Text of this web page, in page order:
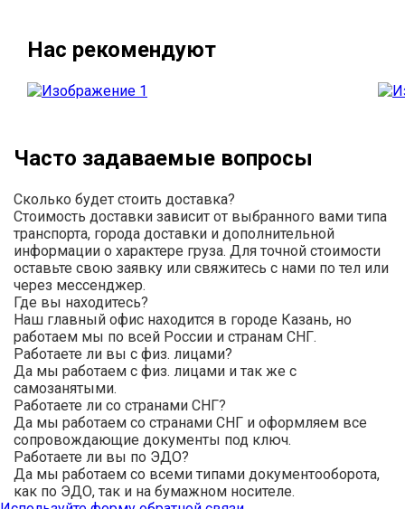
Нас рекомендуют
Часто задаваемые вопросы
Сколько будет стоить доставка?
Стоимость доставки зависит от выбранного вами типа
транспорта, города доставки и дополнительной
информации о характере груза. Для точной стоимости
оставьте свою заявку или свяжитесь с нами по тел или
через мессенджер.
Где вы находитесь?
Наш главный офис находится в городе Казань, но
работаем мы по всей России и странам СНГ.
Работаете ли вы с физ. лицами?
Да мы работаем с физ. лицами и так же с
самозанятыми.
Работаете ли со странами СНГ?
Да мы работаем со странами СНГ и оформляем все
сопровождающие документы под ключ.
Работаете ли вы по ЭДО?
Да мы работаем со всеми типами документооборота,
как по ЭДО, так и на бумажном носителе.